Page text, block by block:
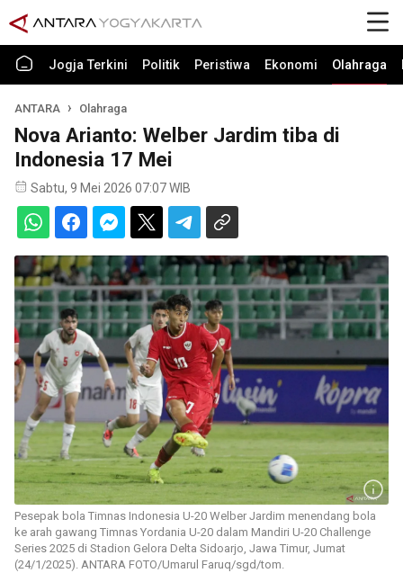
Jogja Terkini Politik Peristiwa Ekonomi Olahraga
ANTARA Olahraga
Nova Arianto: Welber Jardim tiba di
Indonesia 17 Mei
Sabtu, 9 Mei 2026 07:07 WIB
Pesepak bola Timnas Indonesia U-20 Welber Jardim menendang bola
ke arah gawang Timnas Yordania U-20 dalam Mandiri U-20 Challenge
Series 2025 di Stadion Gelora Delta Sidoarjo, Jawa Timur, Jumat
(24/1/2025). ANTARA FOTO/Umarul Faruq/sgd/tom.